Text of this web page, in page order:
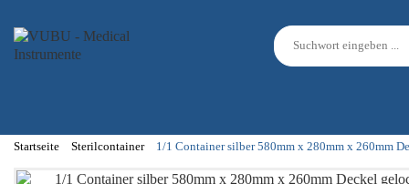
Startseite Sterilcontainer 1/1 Container silber 580mm x 280mm x 260mm